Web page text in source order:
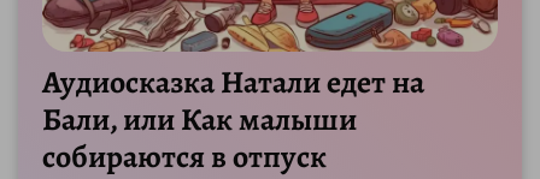
Аудиосказка Натали едет на
Бали, или Как малыши
собираются в отпуск